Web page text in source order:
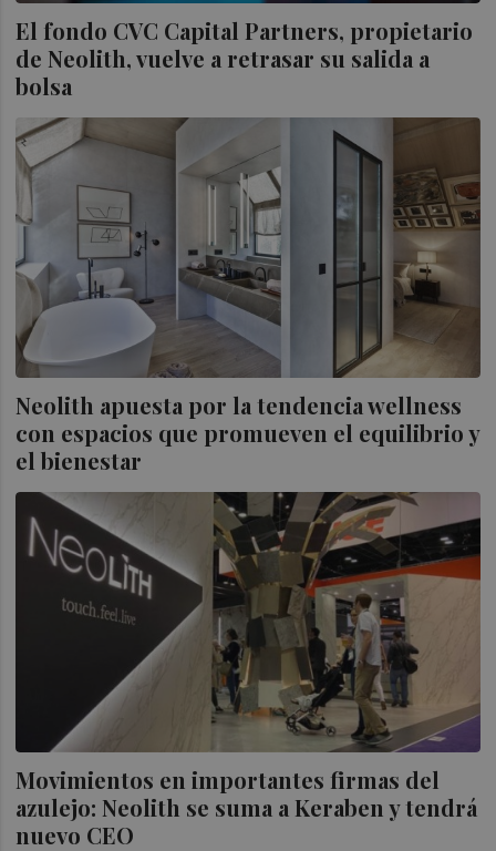
El fondo CVC Capital Partners, propietario
de Neolith, vuelve a retrasar su salida a
bolsa
Neolith apuesta por la tendencia wellness
con espacios que promueven el equilibrio y
el bienestar
Movimientos en importantes firmas del
azulejo: Neolith se suma a Keraben y tendrá
nuevo CEO